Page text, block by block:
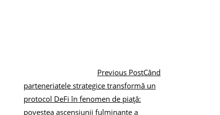
Previous PostCând
parteneriatele strategice transformă un
protocol DeFi în fenomen de piață:
povestea ascensiunii fulminante a